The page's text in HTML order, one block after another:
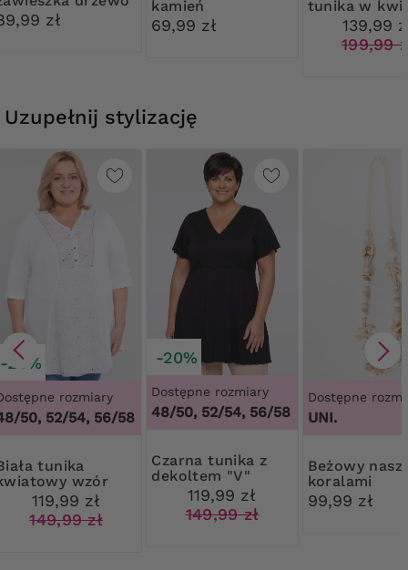
zł
kamień
69,99 zł
tunika w
139,99
199,99
Uzupełnij stylizację
-20%
rozmiary
50, 52/54, 56/58
wzór
119,99 zł
149,99 zł
-20%
Dostępne rozmiary
48/50, 52/54, 56/58
Czarna tunika z
dekoltem "V"
119,99 zł
149,99 zł
Dostępne
UNI.
Beżowy naszyjnik z
koralami
99,99 zł